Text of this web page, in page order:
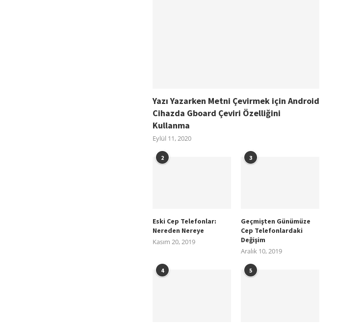
Yazı Yazarken Metni Çevirmek için Android
Cihazda Gboard Çeviri Özelliğini
Kullanma
Eylül 11, 2020
2
Eski Cep Telefonlar:
Nereden Nereye
Kasım 20, 2019
3
Geçmişten Günümüze
Cep Telefonlardaki
Değişim
Aralık 10, 2019
4 5